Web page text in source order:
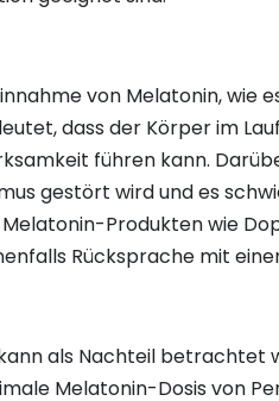
von Melatonin, wie
dass der Körper im
führen kann.
gestört wird und es
Produkten wie
Rücksprache mit
als Nachteil betrachtet
Melatonin-Dosis von